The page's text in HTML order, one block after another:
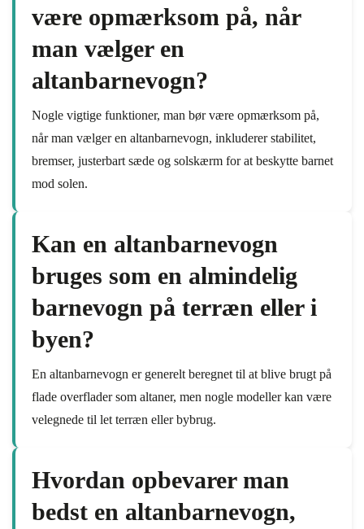
være opmærksom på, når
man vælger en
altanbarnevogn?
Nogle vigtige funktioner, man bør være opmærksom på,
når man vælger en altanbarnevogn, inkluderer stabilitet,
bremser, justerbart sæde og solskærm for at beskytte barnet
mod solen.
Kan en altanbarnevogn
bruges som en almindelig
barnevogn på terræn eller i
byen?
En altanbarnevogn er generelt beregnet til at blive brugt på
flade overflader som altaner, men nogle modeller kan være
velegnede til let terræn eller bybrug.
Hvordan opbevarer man
bedst en altanbarnevogn,